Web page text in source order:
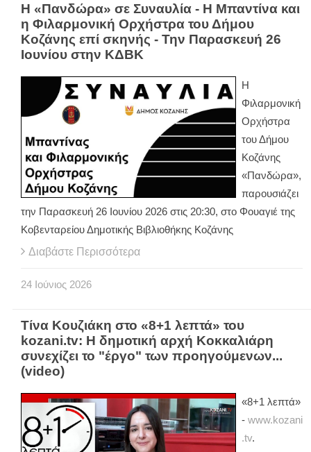
Η «Πανδώρα» σε Συναυλία - Η Μπαντίνα και
η Φιλαρμονική Ορχήστρα του Δήμου
Κοζάνης επί σκηνής - Την Παρασκευή 26
Ιουνίου στην ΚΔΒΚ
Η
Φιλαρμονική
Ορχήστρα
του Δήμου
Κοζάνης
«Πανδώρα»,
παρουσιάζει
την Παρασκευή 26 Ιουνίου 2026 στις 20:30, στο Φουαγιέ της
Κοβενταρείου Δημοτικής Βιβλιοθήκης Κοζάνης
Διαβάστε Περισσότερα
24 Ιούνιος 2026
Τίνα Κουζιάκη στο «8+1 λεπτά» του
kozani.tv: Η δημοτική αρχή Κοκκαλιάρη
συνεχίζει το "έργο" των προηγούμενων...
(video)
«8+1 λεπτά»
- www.kozani
.tv.